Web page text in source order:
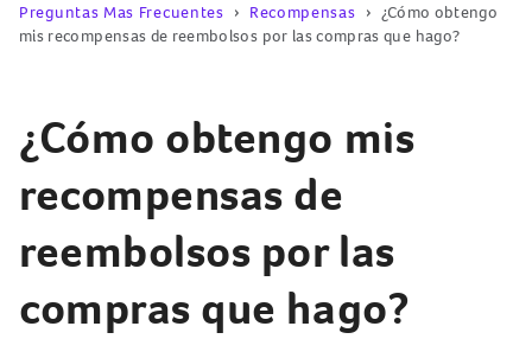
Preguntas Mas Frecuentes Recompensas
¿Cómo obtengo
mis recompensas de reembolsos por las compras que hago?
¿Cómo obtengo mis
recompensas de
reembolsos por las
compras que hago?